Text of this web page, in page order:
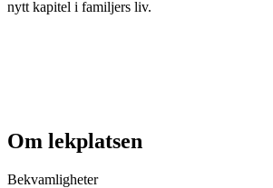
nytt kapitel i familjers liv.
Om lekplatsen
Bekvamligheter